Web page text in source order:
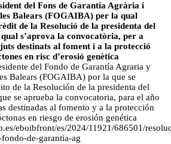
del Fons de Garantia Agrària i
Balears (FOGAIBA) per la qual
de la Resolució de la presidenta del
s’aprova la convocatòria, per a
destinats al foment i a la protecció
en risc d’erosió genètica
del Fondo de Garantía Agraria y
Balears (FOGAIBA) por la que se
de la Resolución de la presidenta del
se aprueba la convocatoria, para el año
destinadas al fomento y a la protección
en riesgo de erosión genética
eboibfront/es/2024/11921/686501/
de-garantia-ag